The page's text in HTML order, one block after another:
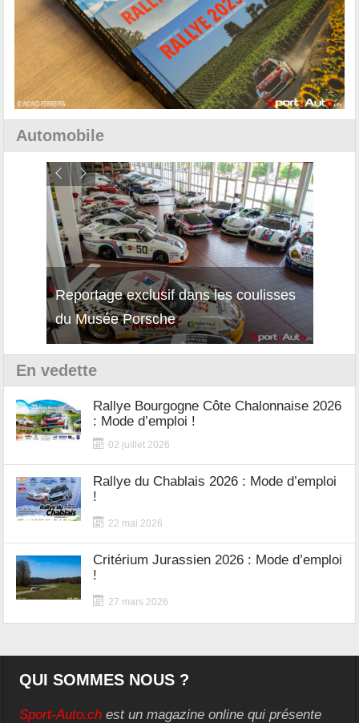
Automobile
Reportage exclusif dans les coulisses
du Musée Porsche
En vedette
Rallye Bourgogne Côte Chalonnaise 2026
: Mode d’emploi !
02 juillet 2026
Rallye du Chablais 2026 : Mode d’emploi
!
22 mai 2026
Critérium Jurassien 2026 : Mode d’emploi
!
27 mars 2026
QUI SOMMES NOUS ?
Sport-Auto.ch est un magazine online qui présente